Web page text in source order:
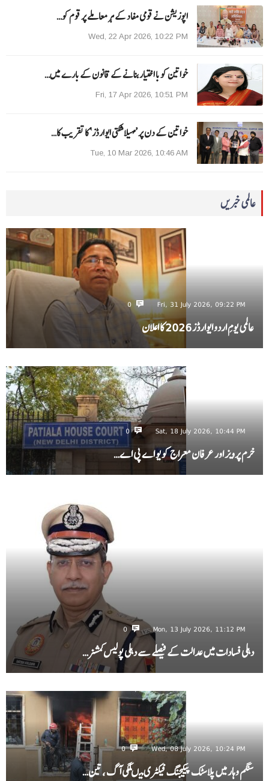
اپوزیشن نے قومی مفاد کے ہر معاملے پر قوم کو…
Wed, 22 Apr 2026, 10:22 PM
خواتین کو با اختیار بنانے کے قانون کے بارے میں…
Fri, 17 Apr 2026, 10:51 PM
خواتین کے دن پر ’مہیلا شکتی ایوارڈز‘ کا تقریب کا…
Tue, 10 Mar 2026, 10:46 AM
عالمی خبریں
Fri, 31 July 2026, 09:22 PM
0
عالمی یومِ اردو ایوارڈز 2026 کا اعلان
Sat, 18 July 2026, 10:44 PM
0
خرم پرویز اور عرفان معراج کو یو اے پی اے…
Mon, 13 July 2026, 11:12 PM
0
دہلی فسادات میں عدالت کے فیصلے سے دہلی پولیس کمشنر…
Wed, 08 July 2026, 10:24 PM
0
سنگم وہار میں پلاسٹک پیکیجنگ فیکٹری میںلگی آگ ، تین…